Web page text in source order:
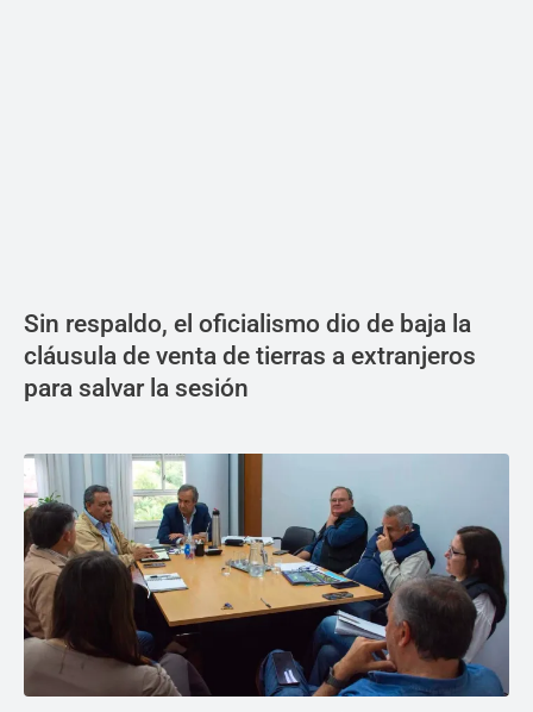
Sin respaldo, el oficialismo dio de baja la
cláusula de venta de tierras a extranjeros
para salvar la sesión